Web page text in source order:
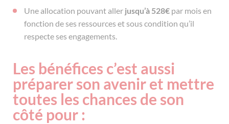
Une allocation pouvant aller jusqu’à 528€ par mois en
fonction de ses ressources et sous condition qu’il
respecte ses engagements.
Les bénéfices c’est aussi
préparer son avenir et mettre
toutes les chances de son
côté pour :